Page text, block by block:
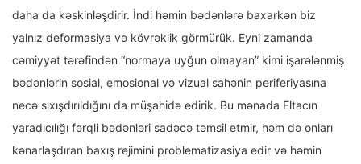
daha da kəskinləşdirir. İndi həmin bədənlərə baxarkən biz
yalnız deformasiya və kövrəklik görmürük. Eyni zamanda
cəmiyyət tərəfindən “normaya uyğun olmayan” kimi işarələnmiş
bədənlərin sosial, emosional və vizual sahənin periferiyasına
necə sıxışdırıldığını da müşahidə edirik. Bu mənada Eltacın
yaradıcılığı fərqli bədənləri sadəcə təmsil etmir, həm də onları
kənarlaşdıran baxış rejimini problematizasiya edir və həmin